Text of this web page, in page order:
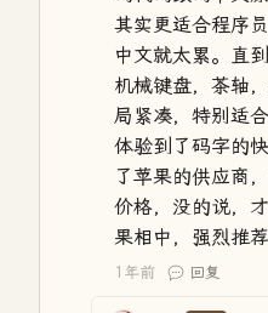
其实更适合程序
中文就太累。直
机械键盘，茶轴
局紧凑，特别适
体验到了码字的
了苹果的供应商
价格，没的说，
果相中，强烈推
1年前 回复